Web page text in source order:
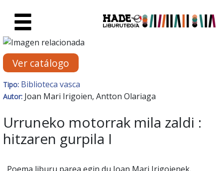
Ficha de Novedades -
Ver catálogo
Tipo: Biblioteca vasca
Autor: Joan Mari Irigoien, Antton Olariaga
Urruneko motorrak mila zaldi :
hitzaren gurpila I